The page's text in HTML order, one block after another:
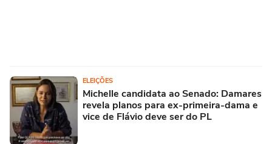
ELEIÇÕES
Michelle candidata ao Senado: Damares
revela planos para ex-primeira-dama e
vice de Flávio deve ser do PL